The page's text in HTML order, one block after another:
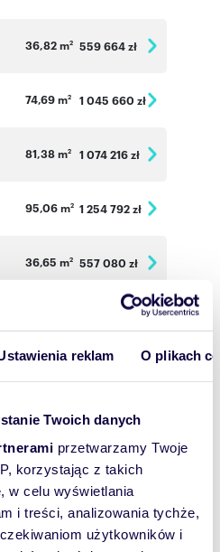
reklam O plikach
Twoich danych
przetwarzamy Twoje
korzystając z takich
w celu wyświetlania
i treści, analizowania tychże,
użytkowników i
36,82 m2 559 664 zł
74,69 m2 1 045 660 zł
81,38 m2 1 074 216 zł
95,06 m2 1 254 792 zł
36,65 m2 557 080 zł
33,86 m 5 021 444 zł
34,52 m2 531 608 zł
66,83 m 935 620 zł